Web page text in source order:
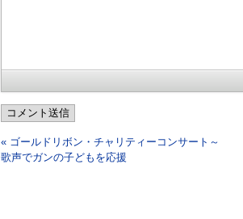
コメント送信
« ゴールドリボン・チャリティーコンサート～
歌声でガンの子どもを応援